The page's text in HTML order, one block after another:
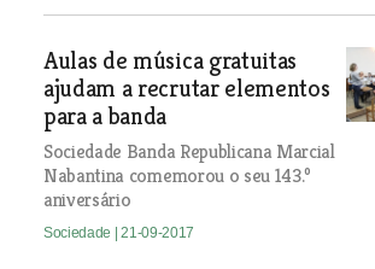
Aulas de música gratuitas
ajudam a recrutar elementos
para a banda
Sociedade Banda Republicana Marcial
Nabantina comemorou o seu 143.º
aniversário
Sociedade | 21-09-2017